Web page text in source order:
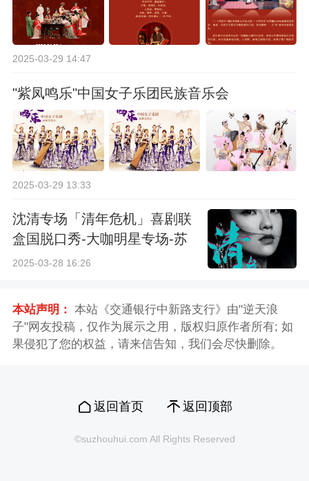
2025-03-29 14:47
"紫凤鸣乐"中国女子乐团民族音乐会
2025-03-29 13:33
沈清专场「清年危机」喜剧联
盒国脱口秀-大咖明星专场-苏
州站
2025-03-28 16:26
本站声明： 本站《交通银行中新路支行》由"逆天浪
子"网友投稿，仅作为展示之用，版权归原作者所有; 如
果侵犯了您的权益，请来信告知，我们会尽快删除。
返回首页 返回顶部
©suzhouhui.com All Rights Reserved